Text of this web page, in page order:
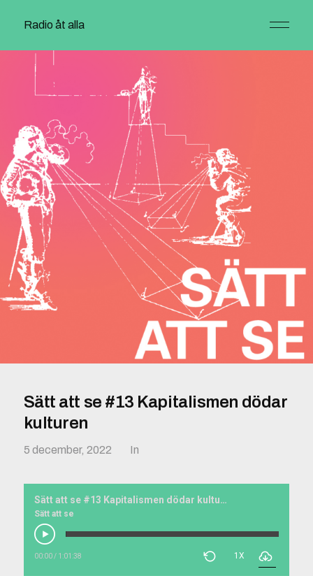
Radio åt alla
Sätt att se #13 Kapitalismen dödar
kulturen
5 december, 2022 In
Sätt att se #13 Kapitalismen dödar kulturen
Sätt att se
00:00/ 1:01:38 1X